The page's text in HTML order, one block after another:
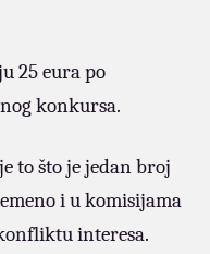
25 eura po
konkursa.
to što je jedan broj
i u komisijama
interesa.